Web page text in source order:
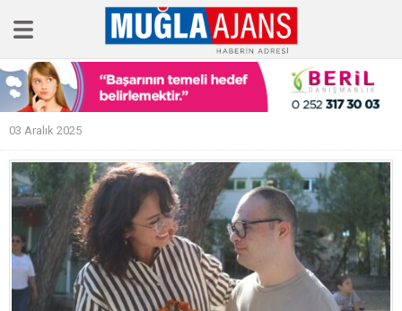
Ana Sayfa
Tüm Haberler
Köşe Yazıları
Sağlık
Magazin
Künye
03 Aralık 2025